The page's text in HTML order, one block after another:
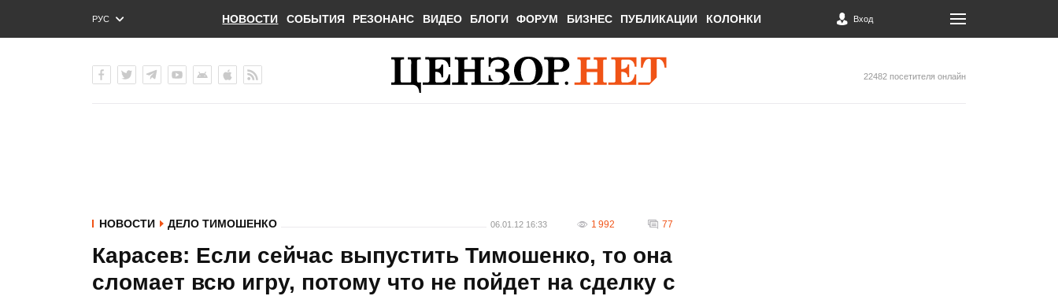
РУС
ENG
НОВОСТИ СОБЫТИЯ РЕЗОНАНС ВИДЕО БЛОГИ ФОРУМ БИЗНЕС ПУБЛИКАЦИИ КОЛОНКИ Вход
22482 посетителя онлайн
НОВОСТИ ДЕЛО ТИМОШЕНКО 06.01.12 16:33 1 992 77
Карасев: Если сейчас выпустить Тимошенко, то она
сломает всю игру, потому что не пойдет на сделку с